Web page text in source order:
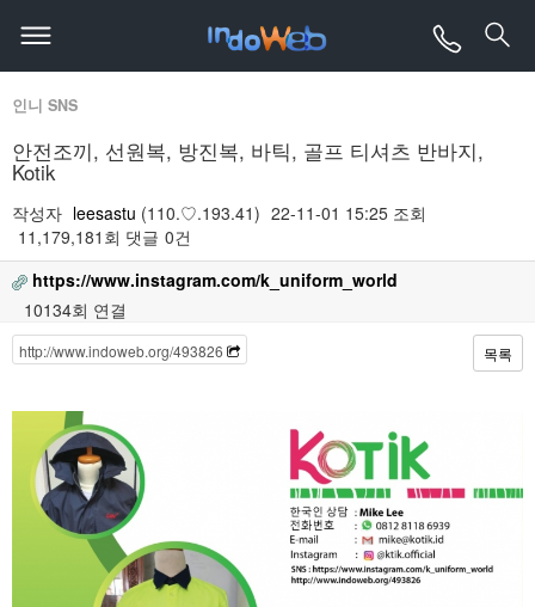
인니 SNS
안전조끼, 선원복, 방진복, 바틱, 골프 티셔츠 반바지,
Kotik
작성자 leesastu (110.♡.193.41) 22-11-01 15:25 조회
11,179,181회 댓글 0건
https://www.instagram.com/k_uniform_world
10134회 연결
목록
http://www.indoweb.org/493826
본문